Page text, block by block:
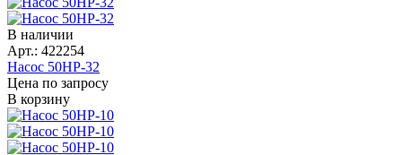
В наличии
Арт.: 422254
Насос 50НР-32
Цена по запросу
В корзину